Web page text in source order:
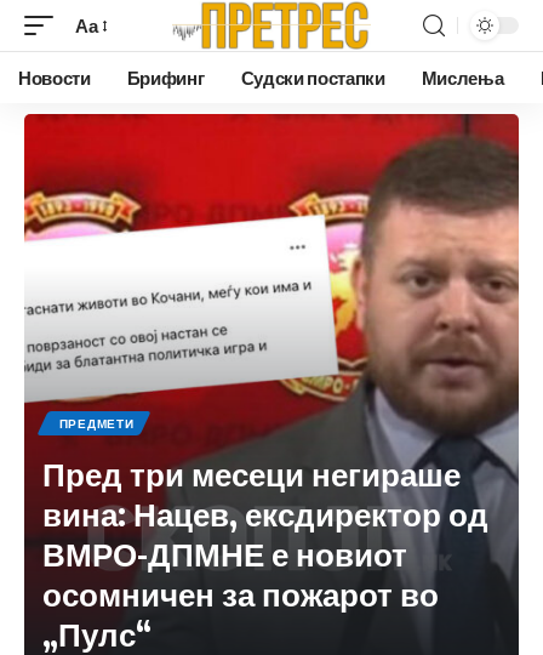
Аа
Новости Брифинг Судски постапки Мислења
ПРЕДМЕТИ
Пред три месеци негираше
вина: Нацев, ексдиректор од
ВМРО-ДПМНЕ е новиот
осомничен за пожарот во
„Пулс“